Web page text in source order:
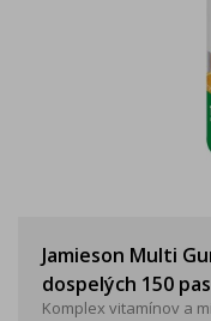
Jamieson Multi
dospelých 150
Komplex vitamínov a